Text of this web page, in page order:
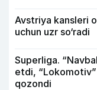
Avstriya kansleri
uchun uzr so‘radi
Superliga.
etdi, “Lokomotiv”
qozondi